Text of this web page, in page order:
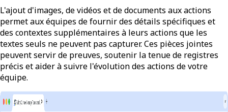
L'ajout d'images, de vidéos et de documents aux actions
permet aux équipes de fournir des détails spécifiques et
des contextes supplémentaires à leurs actions que les
textes seuls ne peuvent pas capturer. Ces pièces jointes
peuvent servir de preuves, soutenir la tenue de registres
précis et aider à suivre l'évolution des actions de votre
équipe.